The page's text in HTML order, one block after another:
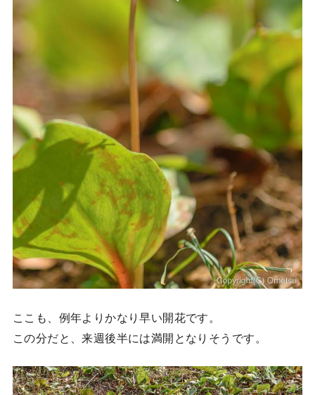
ここも、例年よりかなり早い開花です。
この分だと、来週後半には満開となりそうです。